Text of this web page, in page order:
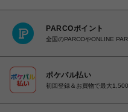
PARCOポイント
全国のPARCOやONLINE
ポケパル払い
初回登録＆お買物で最大